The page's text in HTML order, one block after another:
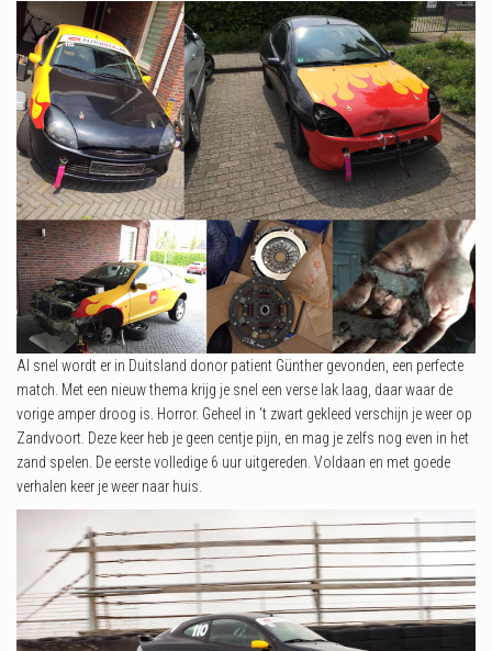
Al snel wordt er in Duitsland donor patient Günther gevonden, een perfecte
match. Met een nieuw thema krijg je snel een verse lak laag, daar waar de
vorige amper droog is. Horror. Geheel in ‘t zwart gekleed verschijn je weer op
Zandvoort. Deze keer heb je geen centje pijn, en mag je zelfs nog even in het
zand spelen. De eerste volledige 6 uur uitgereden. Voldaan en met goede
verhalen keer je weer naar huis.